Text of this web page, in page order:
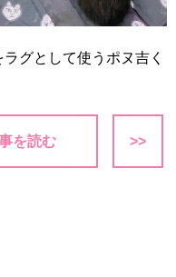
グとして使うポヌ吉く
を読む >>